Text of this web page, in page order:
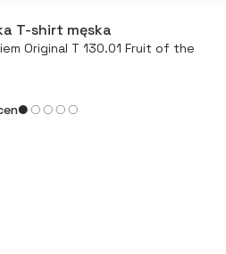
Więcej
T-shirt męska
Original T 130.01 Fruit of the